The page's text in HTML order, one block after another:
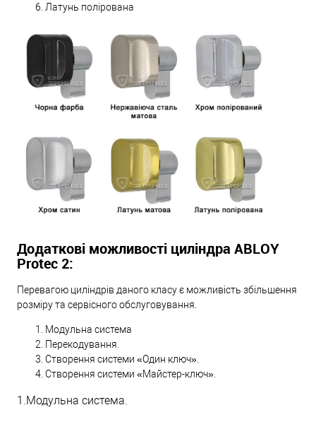
Латунь полірована
Додаткові можливості циліндра ABLOY
Protec 2:
Перевагою циліндрів даного класу є можливість збільшення
розміру та сервісного обслуговування.
Модульна система
Перекодування.
Створення системи «Один ключ».
Створення системи «Майстер-ключ».
1.Модульна система.